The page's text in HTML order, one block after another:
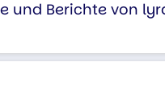
und Berichte von